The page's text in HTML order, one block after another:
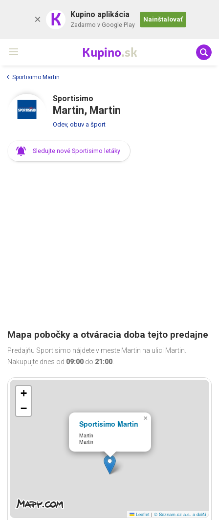
K Kupino aplikácia
Zadarmo v Google Play
Nainštalovať
Kupino.sk
Sportisimo Martin
Sportisimo
Martin, Martin
Odev, obuv a šport
Sledujte nové Sportisimo letáky
Mapa pobočky a otváracia doba tejto predajne
Predajňu Sportisimo nájdete v meste Martin na ulici Martin.
Nakupujte dnes od 09:00 do 21:00.
Sportisimo Martin
Martin
Martin
×
+
−
Leaflet | © Seznam.cz a.s. a další